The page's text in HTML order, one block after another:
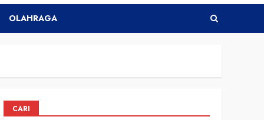
OLAHRAGA
CARI